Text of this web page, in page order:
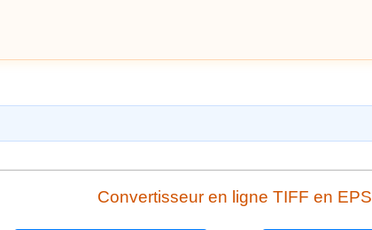
Convertisseur en ligne TIFF en EPS